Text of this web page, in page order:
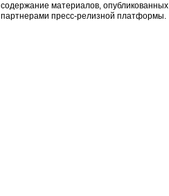
содержание материалов, опубликованных
партнерами пресс-релизной платформы.